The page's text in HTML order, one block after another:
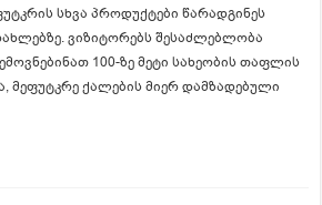
სხვა პროდუქტები წარადგინეს
ვიზიტორებს შესაძლებლობა
100-ზე მეტი სახეობის თაფლის
მეფუტკრე ქალების მიერ დამზადებული